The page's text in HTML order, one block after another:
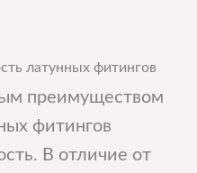
латунных фитингов
преимуществом
фитингов
В отличие от